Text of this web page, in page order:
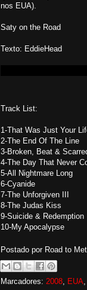
nos EUA).
Saty on the Road
Texto: EddieHead
Track List:
1-That Was Just Your
2-The End Of The Line
3-Broken, Beat &
4-The Day That Never
5-All Nightmare Long
6-Cyanide
7-The Unforgiven III
8-The Judas Kiss
9-Suicide & Redemption
10-My Apocalypse
Postado por Road to
Marcadores: 2008 EUA